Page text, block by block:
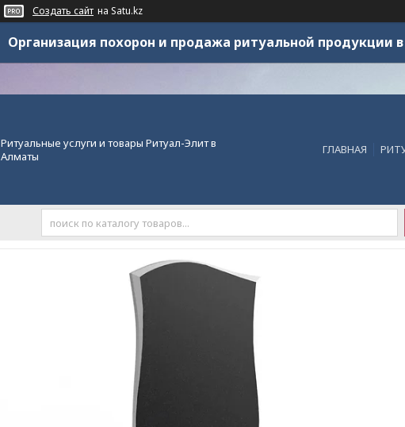
Создать сайт на Satu.kz
Организация похорон и продажа ритуальной продукции
Ритуальные услуги и товары Ритуал-Элит в
Алматы
ГЛАВНАЯ